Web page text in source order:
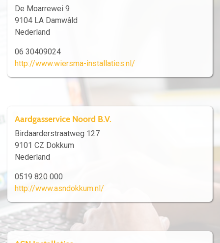
De Moarrewei 9
9104 LA Damwâld
Nederland
06 30409024
http://www.wiersma-installaties.nl/
Aardgasservice Noord B.V.
Birdaarderstraatweg 127
9101 CZ Dokkum
Nederland
0519 820 000
http://www.asndokkum.nl/